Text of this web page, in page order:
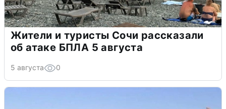
Жители и туристы Сочи рассказали
об атаке БПЛА 5 августа
5 августа 0